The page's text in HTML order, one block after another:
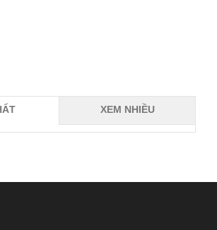
XEM NHIỀU